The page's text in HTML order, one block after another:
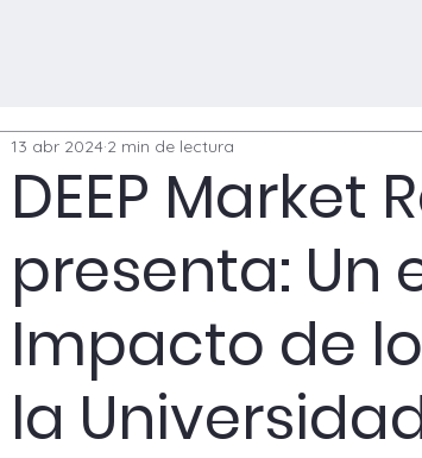
DEEP Market
presenta: Un
Impacto de
la
13 abr 2024 2 min de lectura